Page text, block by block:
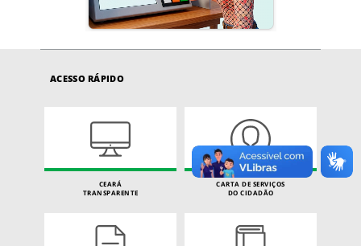
ACESSO RÁPIDO
CEARÁ
TRANSPARENTE
CARTA DE SERVIÇOS
DO CIDADÃO